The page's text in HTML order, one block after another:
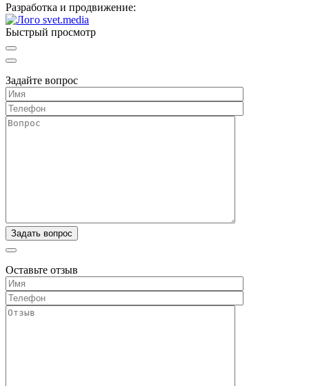
Разработка и продвижение:
Быстрый просмотр
Задайте вопрос
Оставьте отзыв